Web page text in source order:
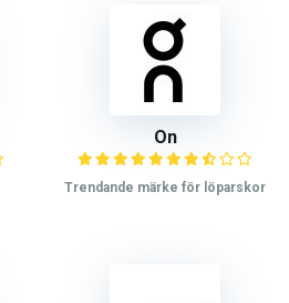
On
Trendande märke för löparskor